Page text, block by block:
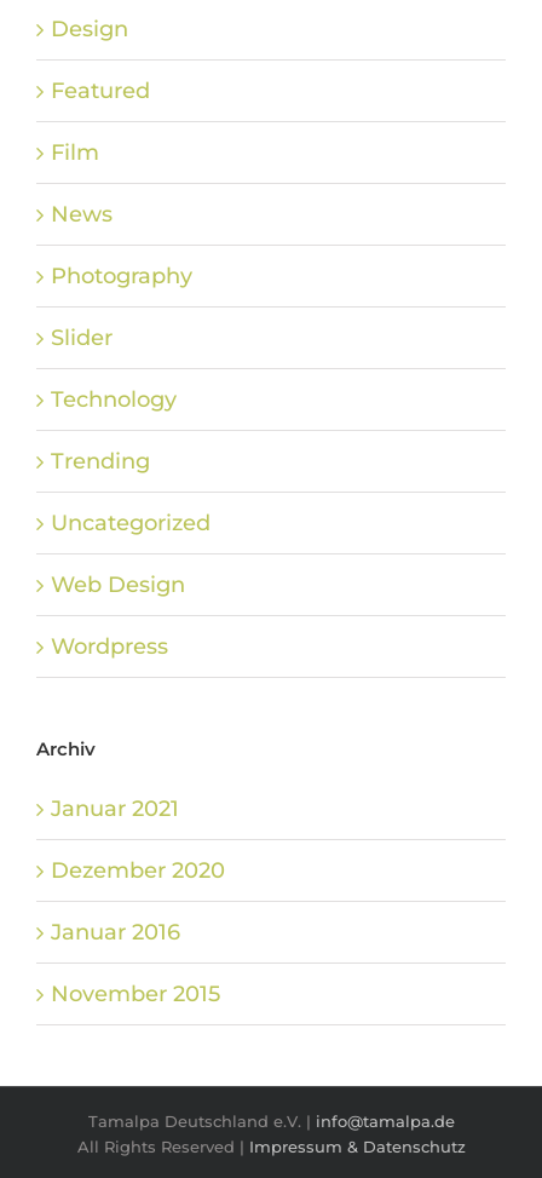
Design
Featured
Film
News
Photography
Slider
Technology
Trending
Uncategorized
Web Design
Wordpress
Archiv
Januar 2021
Dezember 2020
Januar 2016
November 2015
Tamalpa Deutschland e.V. | info@tamalpa.de
All Rights Reserved | Impressum & Datenschutz